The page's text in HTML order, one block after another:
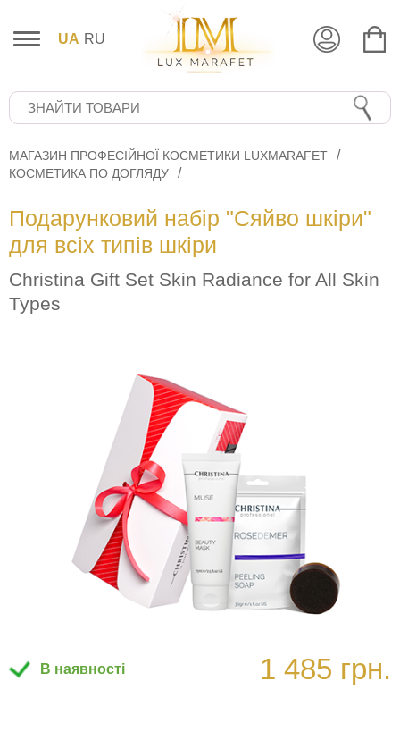
UA RU
МАГАЗИН ПРОФЕСІЙНОЇ КОСМЕТИКИ LUXMARAFET
КОСМЕТИКА ПО ДОГЛЯДУ
Подарунковий набір "Сяйво шкіри"
для всіх типів шкіри
Christina Gift Set Skin Radiance for All Skin
Types
В наявності 1 485 грн.